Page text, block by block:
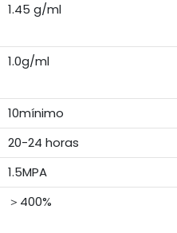
1.45 g/ml
1.0g/ml
10mínimo
20-24 horas
1.5MPA
＞400%